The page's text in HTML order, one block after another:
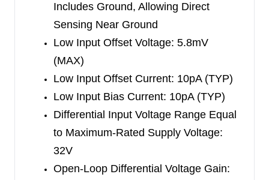
Includes Ground, Allowing Direct
Sensing Near Ground
Low Input Offset Voltage: 5.8mV
(MAX)
Low Input Offset Current: 10pA (TYP)
Low Input Bias Current: 10pA (TYP)
Differential Input Voltage Range Equal
to Maximum-Rated Supply Voltage:
32V
Open-Loop Differential Voltage Gain: